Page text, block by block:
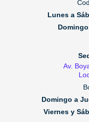
Lunes a
Av.
Domingo a
Viernes y